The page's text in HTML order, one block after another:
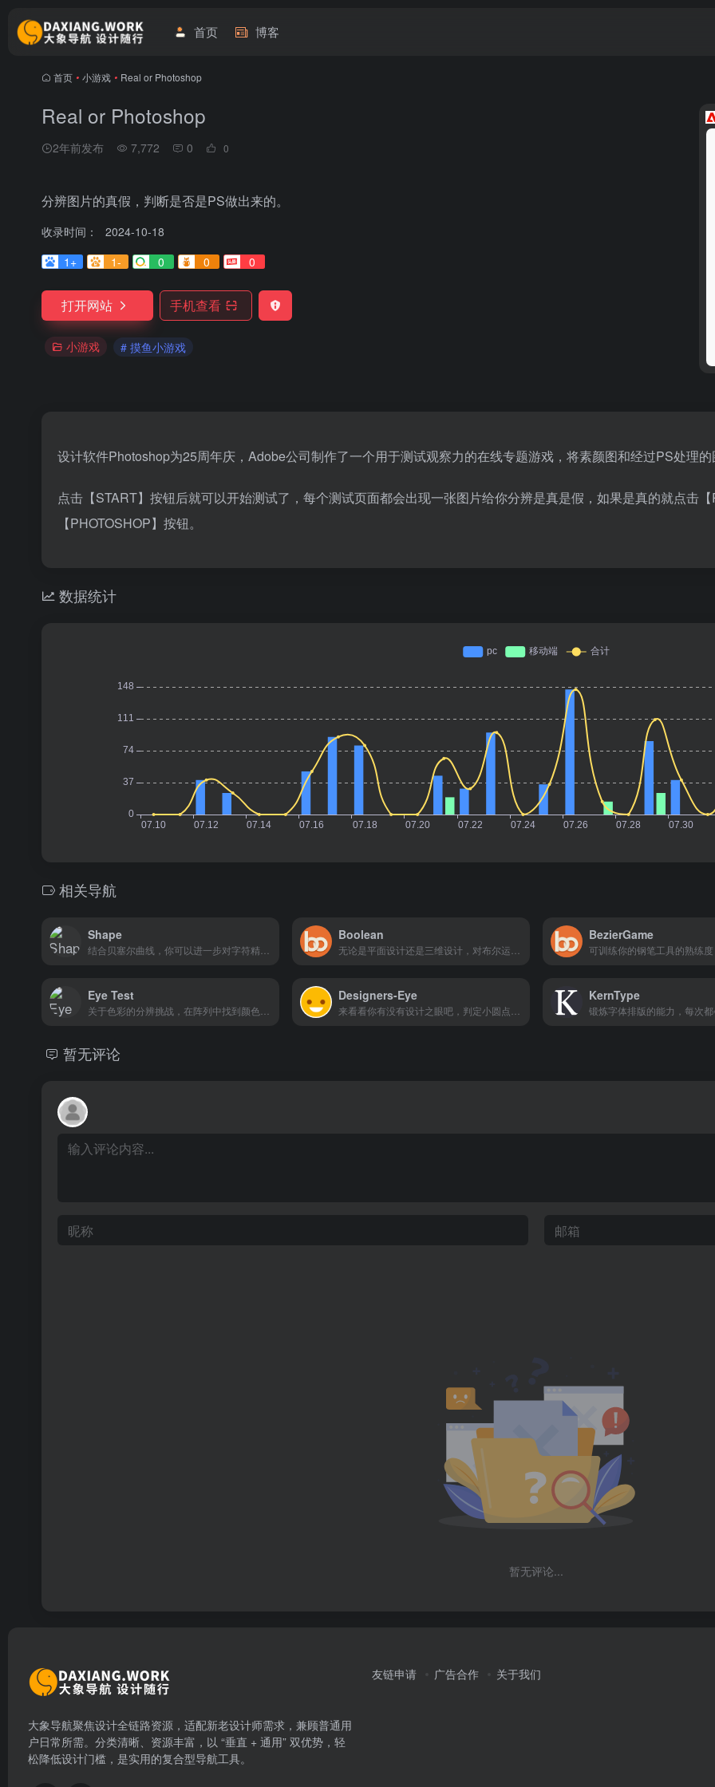
首页 博客
首页 • 小游戏 • Real or Photoshop
Real or Photoshop
2年前发布 7,772 0 0
分辨图片的真假，判断是否是PS做出来的。
收录时间：
2024-10-18
1+
1- 0 0 0
打开网站 手机查看
小游戏 # 摸鱼小游戏
设计软件Photoshop为25周年庆，Adobe公司制作了一个用于测试观察力的在线专题游戏，将素颜图和经过PS处理
点击【START】按钮后就可以开始测试了，每个测试页面都会出现一张图片给你分辨是真是假，如果是真的就点击
【PHOTOSHOP】按钮。
数据统计
相关导航
Shape Boolean BezierGame
Eye Test Designers-Eye KernType
暂无评论
暂无评论...
大象导航聚焦设计全链路资源，适配新老设计师需求，兼顾普通用
户日常所需。分类清晰、资源丰富，以 “垂直 + 通用” 双优势，轻
松降低设计门槛，是实用的复合型导航工具。
友链申请 广告合作 关于我们